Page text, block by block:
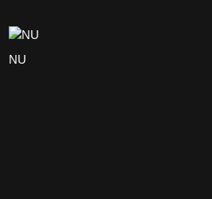
NU